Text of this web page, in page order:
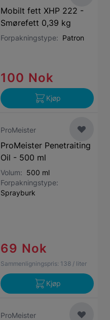
Mobilt fett XHP 222 -
Smørefett 0,39 kg
Forpakningstype: Patron
100 Nok
Kjøp
ProMeister
ProMeister Penetraiting
Oil - 500 ml
Volum: 500 ml
Forpakningstype:
Sprayburk
69 Nok
Sammenligningspris: 138 / liter
Kjøp
ProMeister